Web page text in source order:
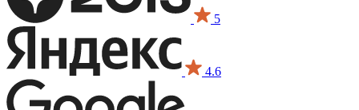
5
4.6